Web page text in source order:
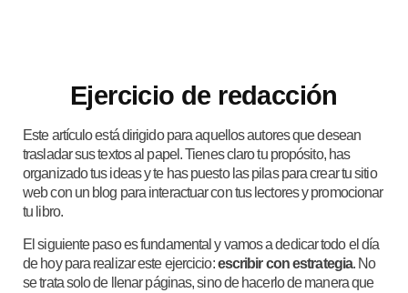
Ejercicio de redacción
Este artículo está dirigido para aquellos autores que desean
trasladar sus textos al papel. Tienes claro tu propósito, has
organizado tus ideas y te has puesto las pilas para crear tu sitio
web con un blog para interactuar con tus lectores y promocionar
tu libro.
El siguiente paso es fundamental y vamos a dedicar todo el día
de hoy para realizar este ejercicio:escribir con estrategia. No
se trata solo de llenar páginas, sino de hacerlo de manera que